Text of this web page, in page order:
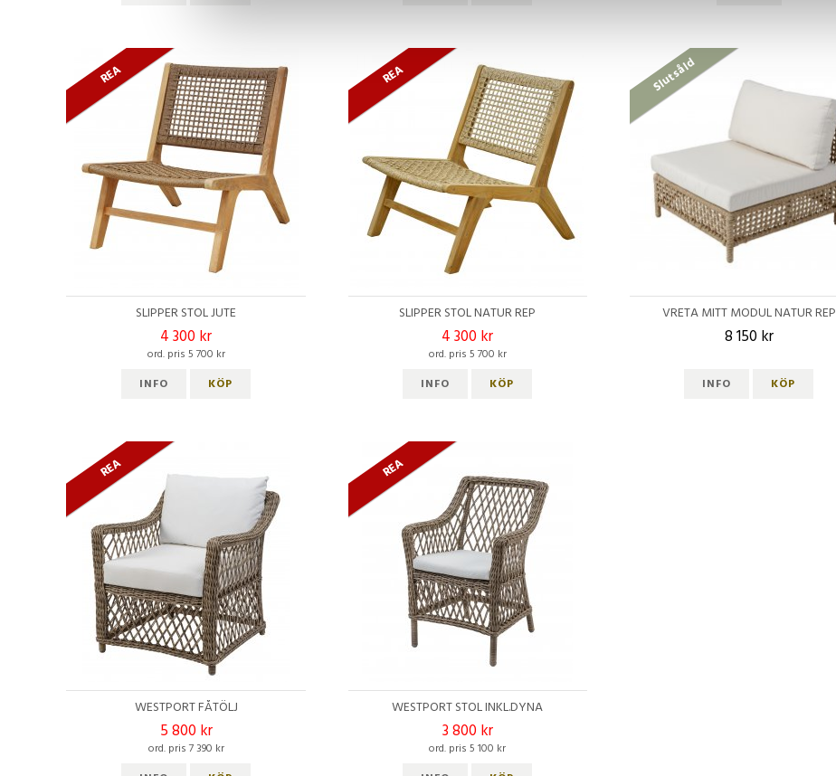
REA
SLIPPER STOL JUTE
4 300 kr
ord. pris 5 700 kr
INFO
KÖP
REA
SLIPPER STOL NATUR REP
4 300 kr
ord. pris 5 700 kr
INFO
KÖP
Slutsåld
VRETA MITT MODUL NATUR REP
8 150 kr
INFO KÖP
REA
WESTPORT FÅTÖLJ
5 800 kr
ord. pris 7 390 kr
REA
WESTPORT STOL INKL.DYNA
3 800 kr
ord. pris 5 100 kr